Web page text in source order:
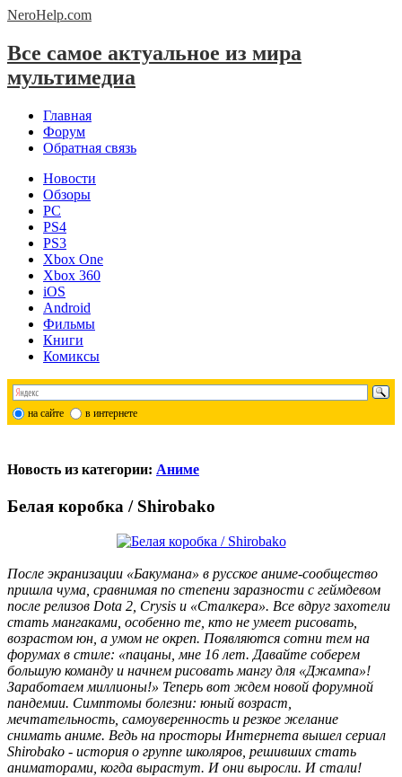
NeroHelp.com
Все самое актуальное из мира
мультимедиа
Главная
Форум
Обратная связь
Новости
Обзоры
PC
PS4
PS3
Xbox One
Xbox 360
iOS
Android
Фильмы
Книги
Комиксы
на сайте в интернете
Новость из категории: Аниме
Белая коробка / Shirobako
После экранизации «Бакумана» в русское аниме-сообщество
пришла чума, сравнимая по степени заразности с геймдевом
после релизов Dota 2, Crysis и «Сталкера». Все вдруг захотели
стать мангаками, особенно те, кто не умеет рисовать,
возрастом юн, а умом не окреп. Появляются сотни тем на
форумах в стиле: «пацаны, мне 16 лет. Давайте соберем
большую команду и начнем рисовать мангу для «Джампа»!
Заработаем миллионы!» Теперь вот ждем новой форумной
пандемии. Симптомы болезни: юный возраст,
мечтательность, самоуверенность и резкое желание
снимать аниме. Ведь на просторы Интернета вышел сериал
Shirobako - история о группе школяров, решивших стать
аниматорами, когда вырастут. И они выросли. И стали!